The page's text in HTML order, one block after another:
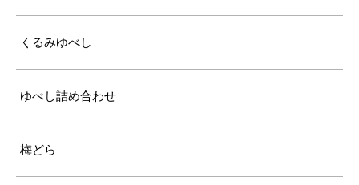
くるみゆべし
ゆべし詰め合わせ
梅どら